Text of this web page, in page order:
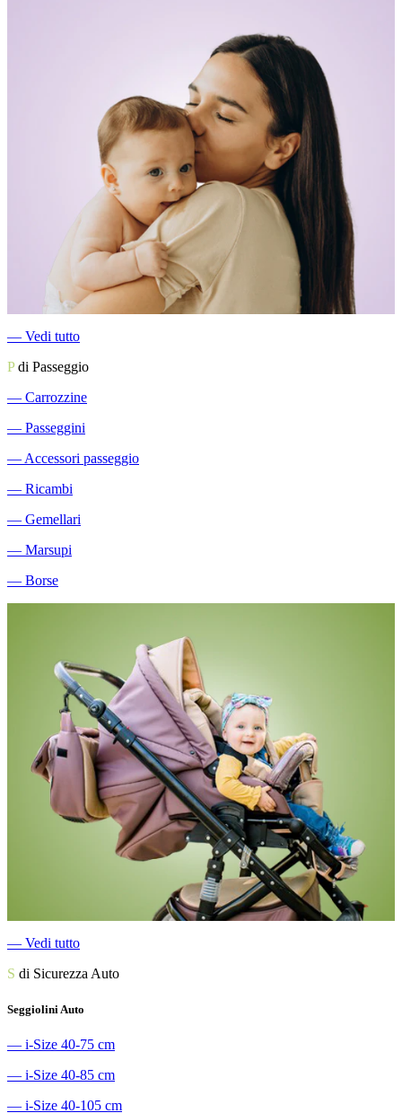
― Vedi tutto
Pdi Passeggio
― Carrozzine
― Passeggini
― Accessori passeggio
― Ricambi
― Gemellari
― Marsupi
― Borse
― Vedi tutto
S di Sicurezza Auto
Seggiolini Auto
― i-Size 40-75 cm
― i-Size 40-85 cm
― i-Size 40-105 cm